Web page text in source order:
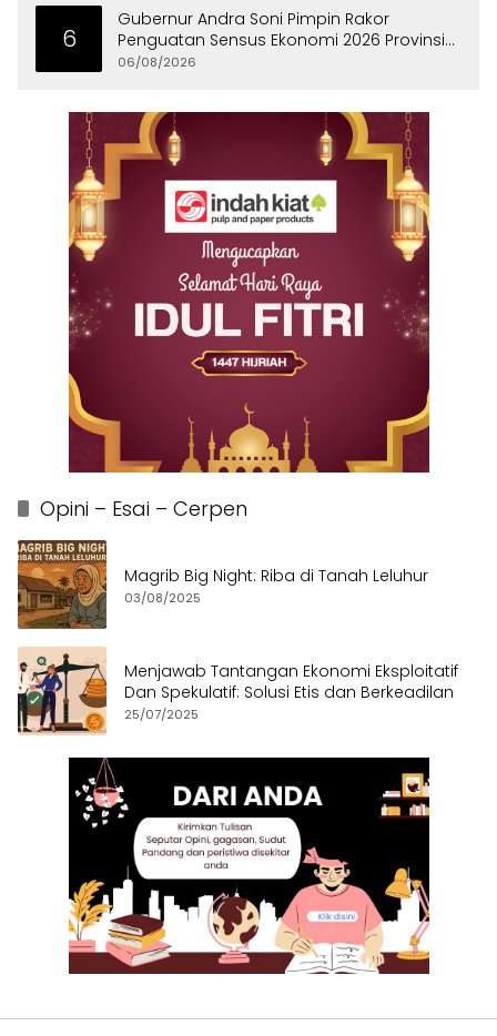
6
Gubernur Andra Soni Pimpin Rakor
Penguatan Sensus Ekonomi 2026 Provinsi
Banten
06/08/2026
Opini – Esai – Cerpen
Magrib Big Night: Riba di Tanah Leluhur
03/08/2025
Menjawab Tantangan Ekonomi Eksploitatif
Dan Spekulatif: Solusi Etis dan Berkeadilan
25/07/2025